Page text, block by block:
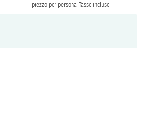
prezzo per persona Tasse incluse